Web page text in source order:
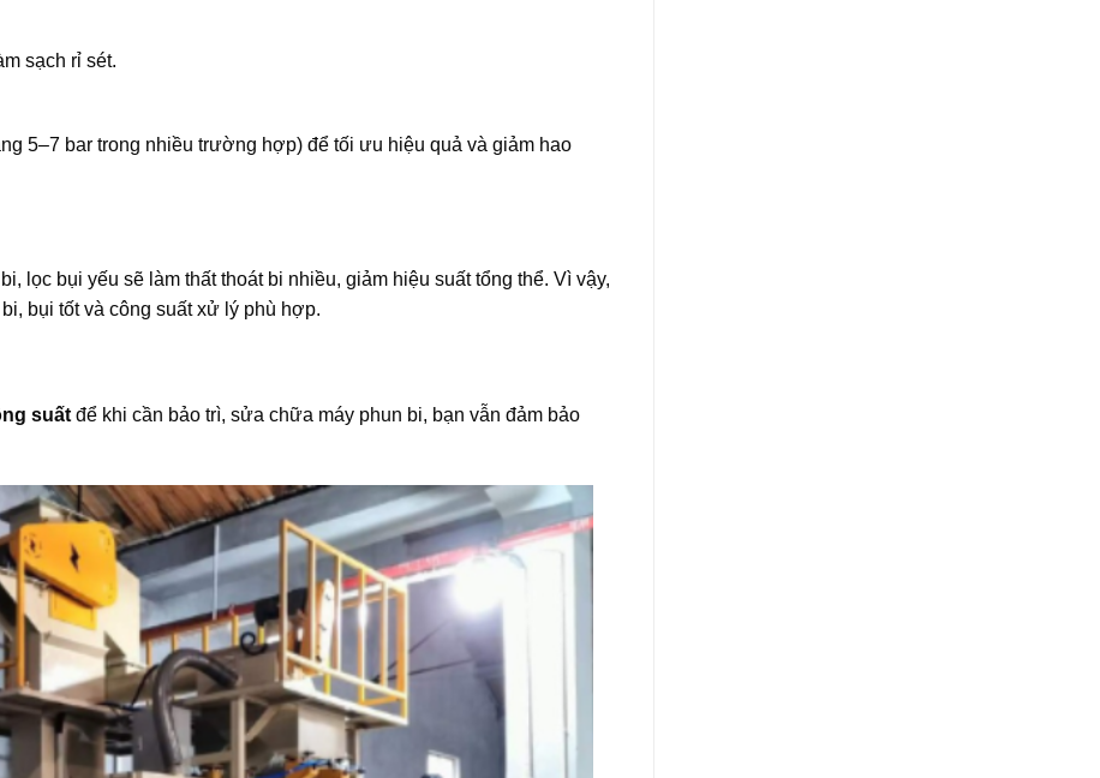
sạch rỉ sét.
5–7 bar trong nhiều trường hợp) để tối ưu hiệu quả và giảm hao
lọc bụi yếu sẽ làm thất thoát bi nhiều, giảm hiệu suất tổng thể. Vì vậy,
bụi tốt và công suất xử lý phù hợp.
suất để khi cần bảo trì, sửa chữa máy phun bi, bạn vẫn đảm bảo